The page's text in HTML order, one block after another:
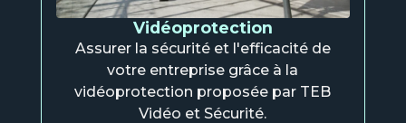
Vidéoprotection
Assurer la sécurité et l'efficacité de
votre entreprise grâce à la
vidéoprotection proposée par TEB
Vidéo et Sécurité.